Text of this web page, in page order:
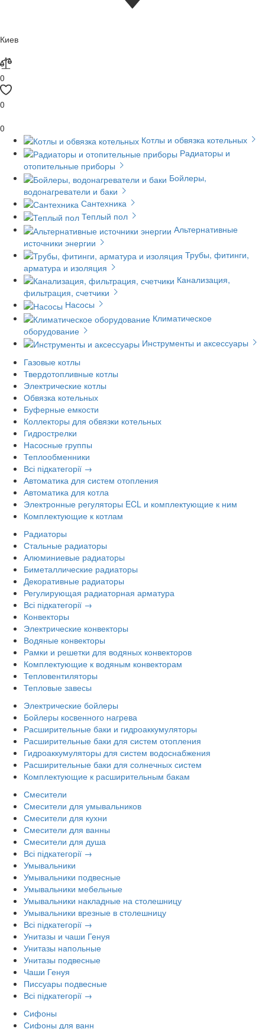
Киев
0
0
0
Котлы и обвязка котельных
Радиаторы и
отопительные приборы
Бойлеры,
водонагреватели и баки
Сантехника
Теплый пол
Альтернативные
источники энергии
Трубы, фитинги,
арматура и изоляция
Канализация,
фильтрация, счетчики
Насосы
Климатическое
оборудование
Инструменты и аксессуары
Газовые котлы
Твердотопливные котлы
Электрические котлы
Обвязка котельных
Буферные емкости
Коллекторы для обвязки котельных
Гидрострелки
Насосные группы
Теплообменники
Всі підкатегорії →
Автоматика для систем отопления
Автоматика для котла
Электронные регуляторы ECL и комплектующие к ним
Комплектующие к котлам
Радиаторы
Стальные радиаторы
Алюминиевые радиаторы
Биметаллические радиаторы
Декоративные радиаторы
Регулирующая радиаторная арматура
Всі підкатегорії →
Конвекторы
Электрические конвекторы
Водяные конвекторы
Рамки и решетки для водяных конвекторов
Комплектующие к водяным конвекторам
Тепловентиляторы
Тепловые завесы
Электрические бойлеры
Бойлеры косвенного нагрева
Расширительные баки и гидроаккумуляторы
Расширительные баки для систем отопления
Гидроаккумуляторы для систем водоснабжения
Расширительные баки для солнечных систем
Комплектующие к расширительным бакам
Смесители
Смесители для умывальников
Смесители для кухни
Смесители для ванны
Смесители для душа
Всі підкатегорії →
Умывальники
Умывальники подвесные
Умывальники мебельные
Умывальники накладные на столешницу
Умывальники врезные в столешницу
Всі підкатегорії →
Унитазы и чаши Генуя
Унитазы напольные
Унитазы подвесные
Чаши Генуя
Писсуары подвесные
Всі підкатегорії →
Сифоны
Сифоны для ванн